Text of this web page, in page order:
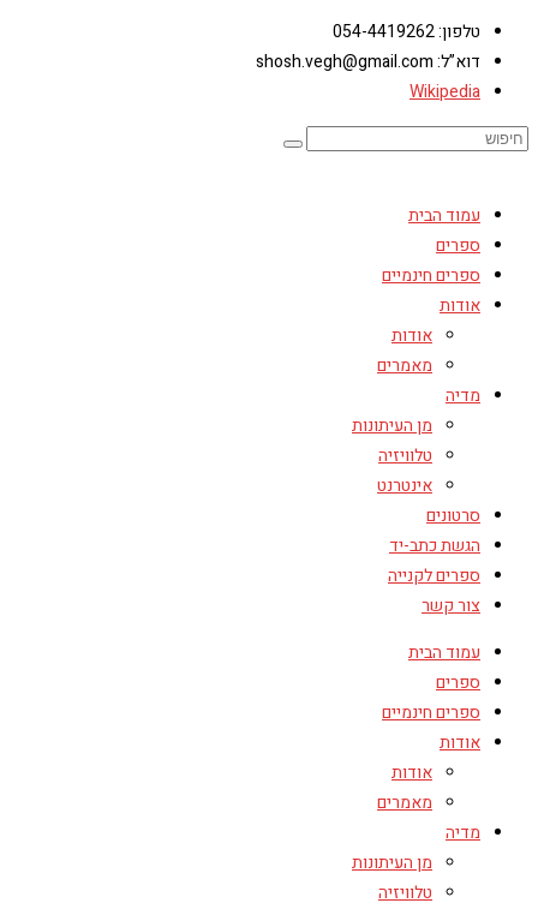
טלפון: 054-4419262
דוא”ל: shosh.vegh@gmail.com
Wikipedia
עמוד הבית
ספרים
ספרים חינמיים
אודות
אודות
מאמרים
מדיה
מן העיתונות
טלוויזיה
אינטרנט
סרטונים
הגשת כתב-יד
ספרים לקנייה
צור קשר
עמוד הבית
ספרים
ספרים חינמיים
אודות
אודות
מאמרים
מדיה
מן העיתונות
טלוויזיה